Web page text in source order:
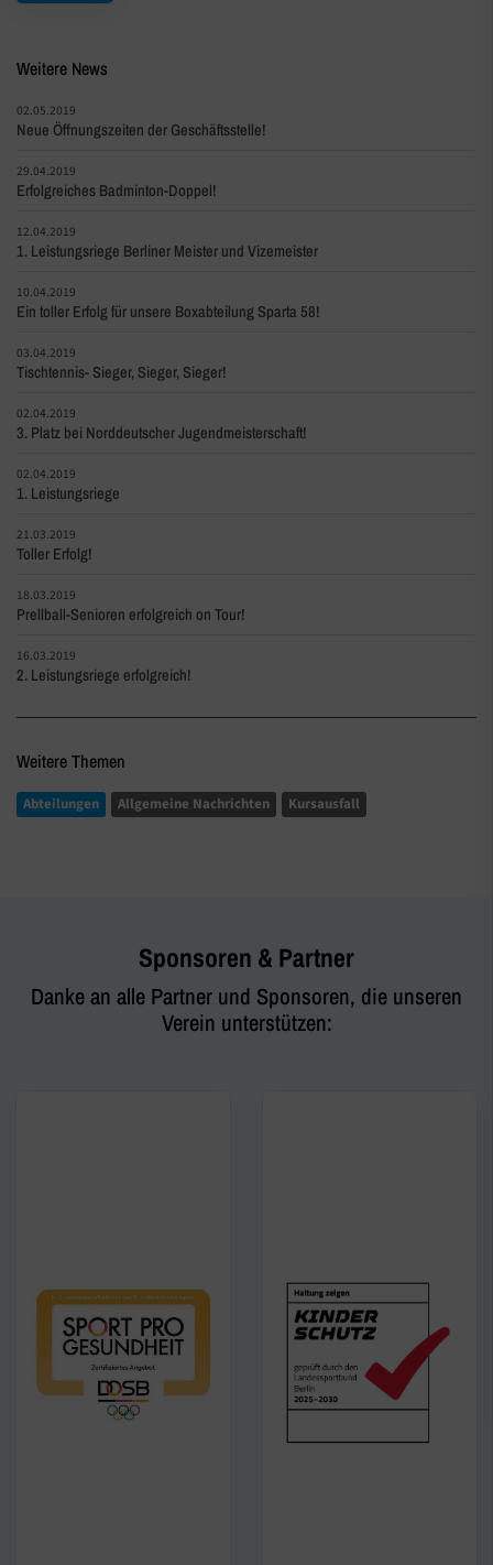
Weitere News
02.05.2019
Neue Öffnungszeiten der Geschäftsstelle!
29.04.2019
Erfolgreiches Badminton-Doppel!
12.04.2019
1. Leistungsriege Berliner Meister und Vizemeister
10.04.2019
Ein toller Erfolg für unsere Boxabteilung Sparta 58!
03.04.2019
Tischtennis- Sieger, Sieger, Sieger!
02.04.2019
3. Platz bei Norddeutscher Jugendmeisterschaft!
02.04.2019
1. Leistungsriege
21.03.2019
Toller Erfolg!
18.03.2019
Prellball-Senioren erfolgreich on Tour!
16.03.2019
2. Leistungsriege erfolgreich!
Weitere Themen
Abteilungen Allgemeine Nachrichten Kursausfall
Sponsoren & Partner
Danke an alle Partner und Sponsoren, die unseren
Verein unterstützen: